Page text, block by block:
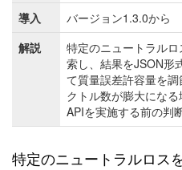
導入
バージョン1.3.0から
解説
特定のニュートラル
索し、結果をJSON形
て質量誤差許容量を
クトル数が膨大にな
APIを実施する前の判
特定のニュートラルロス